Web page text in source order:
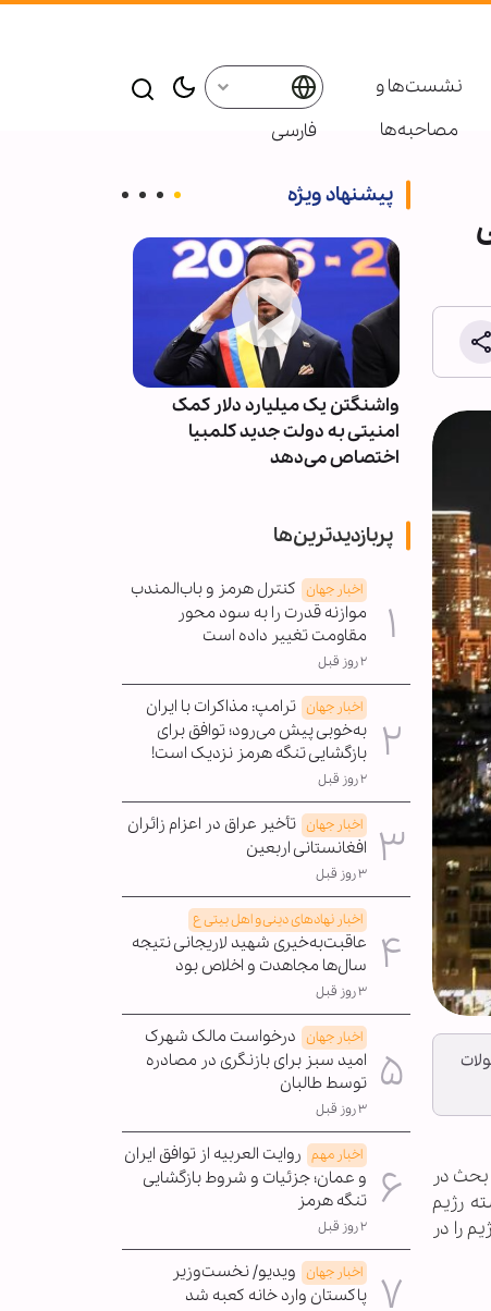
نشست‌ها و
مصاحبه‌ها
فارسی
بحث در
رژیم
را در
پیشنهاد ویژه
واشنگتن یک میلیارد دلار کمک
امنیتی به دولت جدید کلمبیا
اختصاص می‌دهد
پربازدیدترین‌ها
اخبار جهان کنترل هرمز و باب‌المندب
موازنه قدرت را به سود محور
مقاومت تغییر داده است
۲ روز قبل
اخبار جهان ترامپ: مذاکرات با ایران
به‌خوبی پیش می‌رود؛ توافق برای
بازگشایی تنگه هرمز نزدیک است!
۲ روز قبل
اخبار جهان تأخیر عراق در اعزام زائران
افغانستانی اربعین
۳ روز قبل
اخبار نهادهای دینی و اهل بیتی ع
عاقبت‌به‌خیری شهید لاریجانی نتیجه
سال‌ها مجاهدت و اخلاص بود
۳ روز قبل
اخبار جهان درخواست مالک شهرک
امید سبز برای بازنگری در مصادره
توسط طالبان
۳ روز قبل
اخبار مهم روایت العربیه از توافق ایران
و عمان؛ جزئیات و شروط بازگشایی
تنگه هرمز
۲ روز قبل
اخبار جهان ویدیو/ نخست‌وزیر
پاکستان وارد خانه کعبه شد